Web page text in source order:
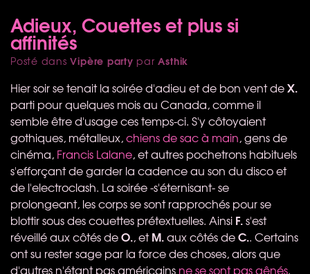
Adieux, Couettes et plus si
affinités
Posté dansVipère party parAsthik
Hier soir se tenait la soirée d'adieu et de bon vent deX.
parti pour quelques mois au Canada, comme il
semble être d'usage ces temps-ci. S'y côtoyaient
gothiques, métalleux,chiens de sac à main, gens de
cinéma, Francis Lalane, et autres pochetrons habituels
s'efforçant de garder la cadence au son du disco et
de l'electroclash. La soirée -s'éternisant- se
prolongeant, les corps se sont rapprochés pour se
blottir sous des couettes prétextuelles. Ainsi F.s'est
réveillé aux côtés deO., etM.aux côtés deC.. Certains
ont su rester sage par la force des choses, alors que
d'autres n'étant pas américains ne se sont pas gênés.